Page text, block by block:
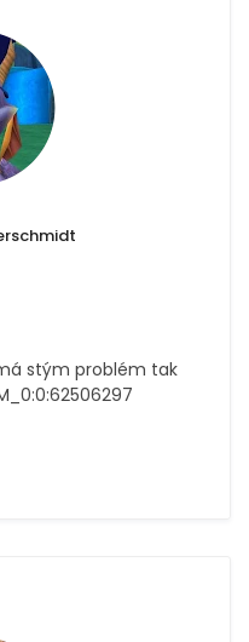
stým problém tak